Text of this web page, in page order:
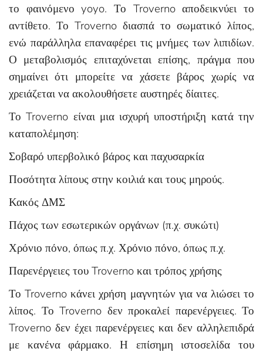
το φαινόμενο yoyo. Το Troverno αποδεικνύει το
αντίθετο. Το Troverno διασπά το σωματικό λίπος,
ενώ παράλληλα επαναφέρει τις μνήμες των λιπιδίων.
Ο μεταβολισμός επιταχύνεται επίσης, πράγμα που
σημαίνει ότι μπορείτε να χάσετε βάρος χωρίς να
χρειάζεται να ακολουθήσετε αυστηρές δίαιτες.
Το Troverno είναι μια ισχυρή υποστήριξη κατά την
καταπολέμηση:
Σοβαρό υπερβολικό βάρος και παχυσαρκία
Ποσότητα λίπους στην κοιλιά και τους μηρούς.
Κακός ΔΜΣ
Πάχος των εσωτερικών οργάνων (π.χ. συκώτι)
Χρόνιο πόνο, όπως π.χ. Χρόνιο πόνο, όπως π.χ.
Παρενέργειες του Troverno και τρόπος χρήσης
Το Troverno κάνει χρήση μαγνητών για να λιώσει το
λίπος. Το Troverno δεν προκαλεί παρενέργειες. Το
Troverno δεν έχει παρενέργειες και δεν αλληλεπιδρά
με κανένα φάρμακο. Η επίσημη ιστοσελίδα του